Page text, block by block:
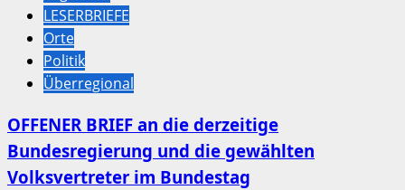
LESERBRIEFE
Orte
Politik
Überregional
OFFENER BRIEF an die derzeitige
Bundesregierung und die gewählten
Volksvertreter im Bundestag